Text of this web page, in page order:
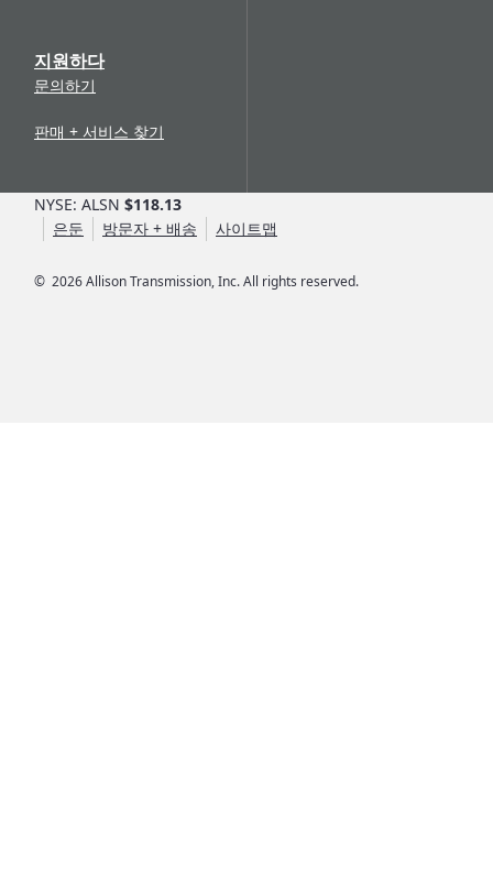
지원하다
문의하기
판매 + 서비스 찾기
© 2026Allison Transmission, Inc. All rights reserved.
NYSE: ALSN $118.13
은둔
방문자 + 배송 사이트맵